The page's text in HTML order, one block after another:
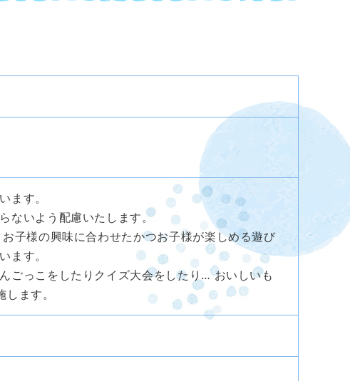
ます。
ないよう配慮いたします。
子様の興味に合わせたかつお子様が楽しめる遊び
ます。
ごっこをしたりクイズ大会をしたり… おいしいも
ます。